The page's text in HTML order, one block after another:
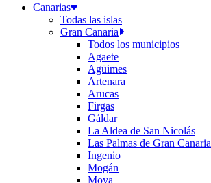
Canarias
Todas las islas
Gran Canaria
Todos los municipios
Agaete
Agüimes
Artenara
Arucas
Firgas
Gáldar
La Aldea de San Nicolás
Las Palmas de Gran Canaria
Ingenio
Mogán
Moya